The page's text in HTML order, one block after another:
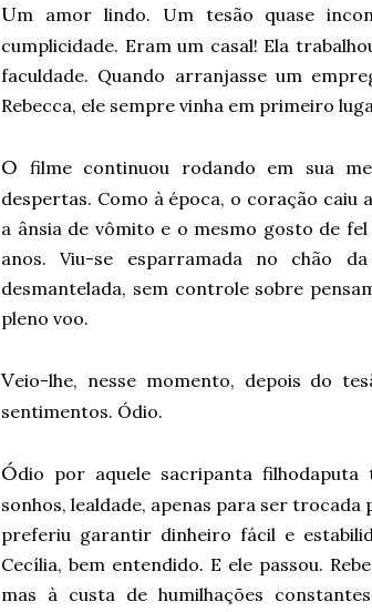
Um amor lindo. Um tesão quase
cumplicidade. Eram um casal! Ela
faculdade. Quando arranjasse um
Rebecca, ele sempre vinha em primeiro
O filme continuou rodando em sua
despertas. Como à época, o coração caiu
a ânsia de vômito e o mesmo gosto de
anos. Viu-se esparramada no chão
desmantelada, sem controle sobre
pleno voo.
Veio-lhe, nesse momento, depois do
sentimentos. Ódio.
Ódio por aquele sacripanta
sonhos, lealdade, apenas para ser
preferiu garantir dinheiro fácil e
Cecília, bem entendido. E ele passou.
mas à custa de humilhações